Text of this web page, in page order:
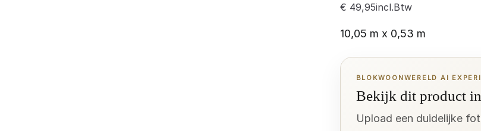
€ 49,95incl.Btw
10,05 m x 0,53 m
BLOKWOONWERELD AI
Bekijk dit product
Upload een duidelijke